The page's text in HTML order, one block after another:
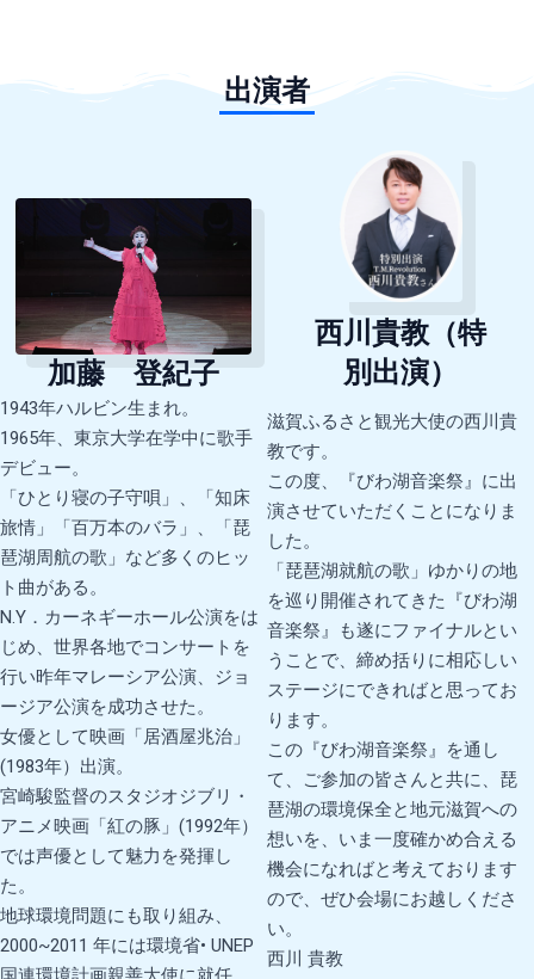
出演者
加藤 登紀子
1943年ハルビン生まれ。
1965年、東京大学在学中に歌手
デビュー。
「ひとり寝の子守唄」、「知床
旅情」「百万本のバラ」、「琵
琶湖周航の歌」など多くのヒッ
ト曲がある。
N.Y．カーネギーホール公演をは
じめ、世界各地でコンサートを
行い昨年マレーシア公演、ジョ
ージア公演を成功させた。
女優として映画「居酒屋兆治」
(1983年）出演。
宮崎駿監督のスタジオジブリ・
アニメ映画「紅の豚」(1992年）
では声優として魅力を発揮し
た。
地球環境問題にも取り組み、
2000~2011 年には環境省• UNEP
西川貴教（特
別出演）
滋賀ふるさと観光大使の西川貴
教です。
この度、『びわ湖音楽祭』 に出
演させていただくことになりま
した。
「琵琶湖就航の歌」ゆかりの地
を巡り開催されてきた『びわ湖
音楽祭』も遂にファイナルとい
うことで、 締め括りに相応しい
ステージにできればと思ってお
ります。
この『びわ湖音楽祭』を通し
て、ご参加の皆さんと共に、 琵
琶湖の環境保全と地元滋賀への
想いを、 いま一度確かめ合える
機会になればと考えております
ので、 ぜひ会場にお越しくださ
い。
西川 貴教